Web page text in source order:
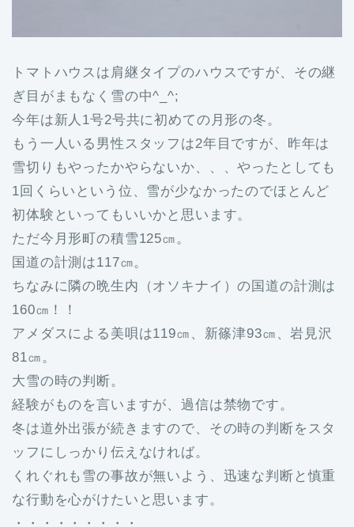
トマトハウスは肩継タイプのハウスですが、その継
ぎ目がまもなく雪の中^_^;
今年は新人1号2号共に初めての月形の冬。
もう一人いる男性スタッフは2年目ですが、昨年は
雪切りもやったかやらないか、、、やったとしても
1回くらいという位、雪が少なかったのでほとんど
初体験といってもいいかと思います。
ただ今月形町の積雪125㎝。
国道の計測は117㎝。
ちなみに隣の晩生内（オソキナイ）の国道の計測は
160㎝！！
アメダスによる美唄は119㎝、新篠津93㎝、岩見沢
81㎝。
大雪の時の判断。
経験がものを言いますが、過信は禁物です。
冬は道外出張が続きますので、その時の判断をスタ
ッフにしっかり伝えなければ。
くれぐれも雪の事故が無いよう、迅速な判断と慎重
な行動を心がけたいと思います。
・・・・・・・・・